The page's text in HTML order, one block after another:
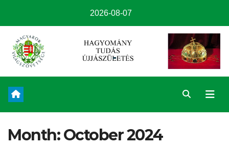
2026-08-07
Month:October 2024